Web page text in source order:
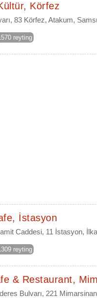
Körfez
83 Körfez, Atakum,
reyting
İstasyon
Caddesi, 11 İstasyon,
reyting
& Restaurant,
Bulvarı, 221